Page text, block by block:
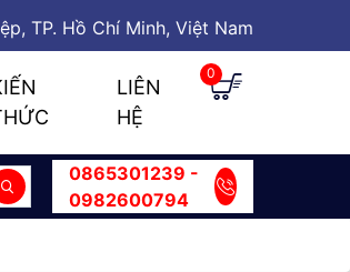
TP. Hồ Chí Minh, Việt Nam
LIÊN
HỆ
0
0865301239 -
0982600794